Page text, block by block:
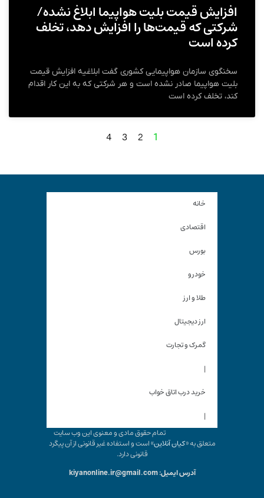
افزایش قیمت بلیت هواپیما ابلاغ نشده/
شرکتی که قیمت‌ها را افزایش دهد، تخلف
کرده‌ است
سخنگوی سازمان هواپیمایی کشوری گفت ابلاغیه افزایش قیمت
بلیت هواپیما صادر نشده است و هر شرکتی که به این کار اقدام
کند، تخلف کرده است
1
2
3
4
خانه
اقتصادی
بورس
خودرو
طلا و ارز
ارز دیجیتال
گمرک و تجارت
|
خرید درب اتاق خواب
|
تمام حقوق مادی و معنوی این وب سایت
متعلق به «کیان آنلاین» است و استفاده غیر قانونی از آن پیگرد
قانونی دارد.
آدرس ایمیل: kiyanonline.ir@gmail.com